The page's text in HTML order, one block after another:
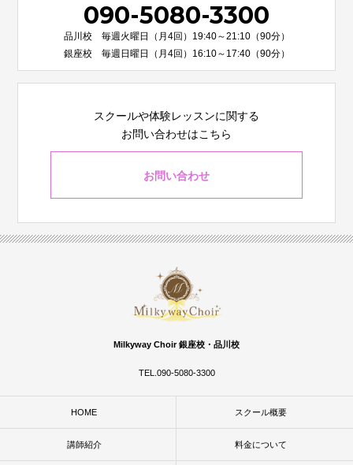
090-5080-3300
品川校 毎週火曜日（月4回）19:40～21:10（90分）
銀座校 毎週日曜日（月4回）16:10～17:40（90分）
スクールや体験レッスンに関する
お問い合わせはこちら
お問い合わせ
Milkyway Choir 銀座校・品川校
TEL.090-5080-3300
HOME スクール概要
講師紹介 料金について